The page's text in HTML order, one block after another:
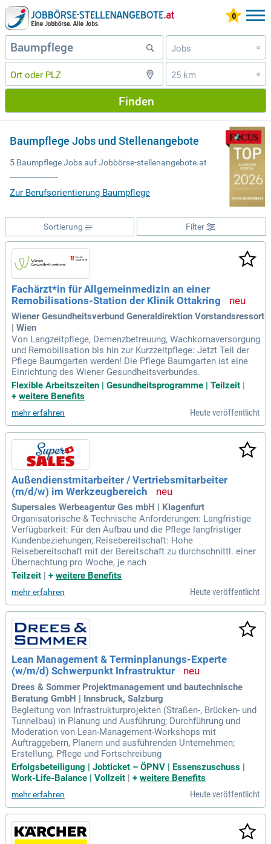
Jobs »
25 km »
Finden
Baumpflege Jobs und Stellenangebote
5 Baumpflege Jobs auf Jobbörse-stellenangebote.at
Zur Berufsorientierung Baumpflege
Filter
Sortierung
Fachärzt*in für Allgemeinmedizin an einer
Remobilisations-Station der Klinik Ottakring
Wiener Gesundheitsverbund Generaldirektion Vorstandsressort
| Wien
Von Langzeitpflege, Demenzbetreuung, Wachkomaversorgung
und Remobilisation bis hin zur Kurzzeitpflege: Jetzt Teil der
Pflege Baumgarten werden! Die Pflege Baumgarten ist eine
Einrichtung des Wiener Gesundheitsverbundes.
Flexible Arbeitszeiten | Gesundheitsprogramme | Teilzeit |
+ weitere Benefits
mehr erfahren Heute veröffentlicht
Außendienstmitarbeiter / Vertriebsmitarbeiter
(m/d/w) im Werkzeugbereich
Supersales Werbeagentur Ges mbH | Klagenfurt
Organisatorische & Technische Anforderungen: Langfristige
Verfügbarkeit: Für den Aufbau und die Pflege langfristiger
Kundenbeziehungen; Reisebereitschaft: Hohe
Reisebereitschaft mit der Bereitschaft zu durchschnittl. einer
Übernachtung pro Woche, je nach
Teilzeit
+ weitere Benefits
mehr erfahren Heute veröffentlicht
Lean Management & Terminplanungs-Experte
(w/m/d) Schwerpunkt Infrastruktur
Drees & Sommer Projektmanagement und bautechnische
Beratung GmbH | Innsbruck, Salzburg
Begleitung von Infrastrukturprojekten (Straßen-, Brücken- und
Tunnelbau) in Planung und Ausführung; Durchführung und
Moderation von Lean-Management-Workshops mit
Auftraggebern, Planern und ausführenden Unternehmen;
Erstellung, Pflege und Fortschreibung
Erfolgsbeteiligung | Jobticket – ÖPNV | Essenszuschuss |
Work-Life-Balance | Vollzeit | + weitere Benefits
mehr erfahren Heute veröffentlicht